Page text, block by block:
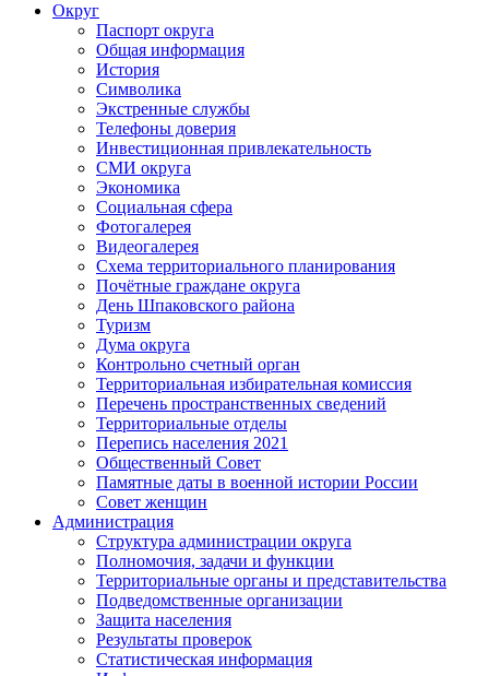
Округ
Паспорт округа
Общая информация
История
Символика
Экстренные службы
Телефоны доверия
Инвестиционная привлекательность
СМИ округа
Экономика
Социальная сфера
Фотогалерея
Видеогалерея
Схема территориального планирования
Почётные граждане округа
День Шпаковского района
Туризм
Дума округа
Контрольно счетный орган
Территориальная избирательная комиссия
Перечень пространственных сведений
Территориальные отделы
Перепись населения 2021
Общественный Совет
Памятные даты в военной истории России
Совет женщин
Администрация
Структура администрации округа
Полномочия, задачи и функции
Территориальные органы и представительства
Подведомственные организации
Защита населения
Результаты проверок
Статистическая информация